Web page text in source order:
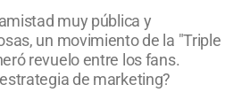
muy pública y
un movimiento de la "Triple
revuelo entre los fans.
de marketing?